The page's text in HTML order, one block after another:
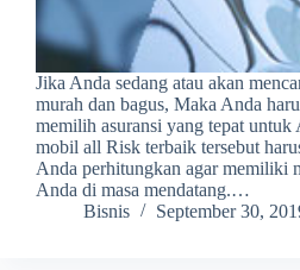
Jika Anda sedang atau akan
murah dan bagus, Maka Anda
memilih asuransi yang tepat untuk
mobil all Risk terbaik tersebut
Anda perhitungkan agar memiliki
Anda di masa mendatang.…
Bisnis
September 30,